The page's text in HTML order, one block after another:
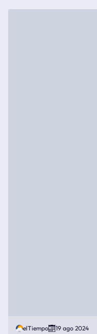
elTiempo 19 ago 2024